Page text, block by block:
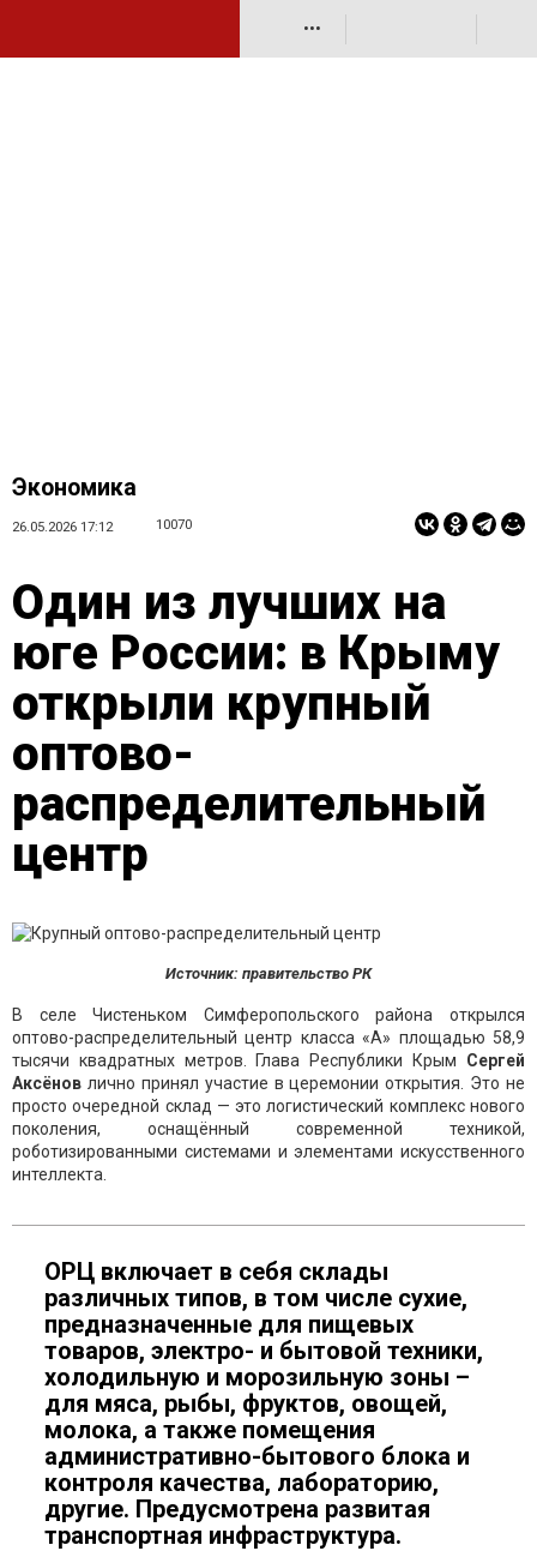
•••
Экономика
26.05.2026 17:12 10070
Один из лучших на
юге России: в Крыму
открыли крупный
оптово-
распределительный
центр
Источник: правительство РК
В селе Чистеньком Симферопольского района открылся
оптово-распределительный центр класса «А» площадью 58,9
тысячи квадратных метров. Глава Республики Крым Сергей
Аксёнов лично принял участие в церемонии открытия. Это не
просто очередной склад — это логистический комплекс нового
поколения, оснащённый современной техникой,
роботизированными системами и элементами искусственного
интеллекта.
ОРЦ включает в себя склады
различных типов, в том числе сухие,
предназначенные для пищевых
товаров, электро- и бытовой техники,
холодильную и морозильную зоны –
для мяса, рыбы, фруктов, овощей,
молока, а также помещения
административно-бытового блока и
контроля качества, лабораторию,
другие. Предусмотрена развитая
транспортная инфраструктура.